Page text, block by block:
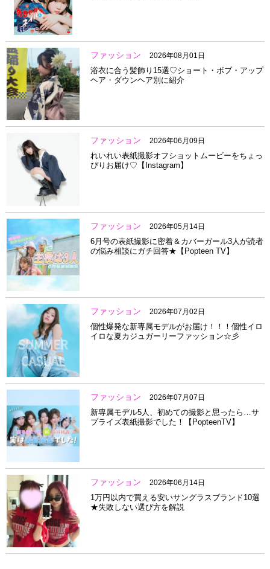
ファッション 2026年08月01日
浴衣に合う髪飾り15選♡ショート・ボブ・アップ
ヘア・ダウンヘア別に紹介
ファッション 2026年06月09日
れいれい表紙撮影オフショットムービーをちょっ
ぴりお届け♡【Instagram】
ファッション 2026年05月14日
6月号の表紙撮影に密着＆カバーガール3人が読者
の悩み相談にガチ回答★【Popteen TV】
ファッション 2026年07月02日
個性爆発な新専属モデルがお届け！！！個性イロ
イロな夏カジュガーリーファッション☆彡
ファッション 2026年07月07日
新専属モデル5人、初めての撮影と思ったら…サ
プライズ表紙撮影でした！【PopteenTV】
ファッション 2026年06月14日
1万円以内で買える安いサングラスブランド10選
★失敗しない選び方を解説